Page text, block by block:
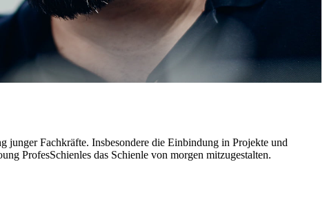
junger Fachkräfte. Insbesondere die Einbindung in Projekte und
ProfesSchienles das Schienle von morgen mitzugestalten.